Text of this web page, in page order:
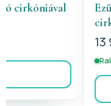
Ezüst pillangós
cirkóniával
Raktáron, azonnal